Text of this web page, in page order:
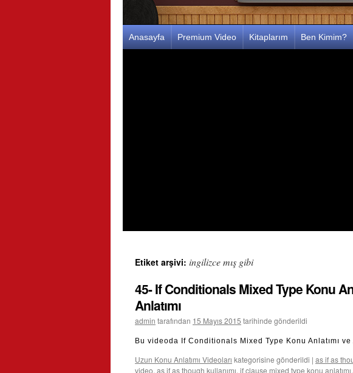
İçeriğe
Anasayfa Premium Video Kitaplarım Ben Kimim?
Etiket arşivi: ingilizce mış gibi
45- If Conditionals Mixed Type Konu
Anlatımı
admin tarafından 15 Mayıs 2015 tarihinde gönderildi
Bu videoda If Conditionals Mixed Type Konu Anlatımı
Uzun Konu Anlatımı Videoları kategorisine gönderildi | as if as
video, as if as though kullanımı, if clause mixed type konu anlatımı,